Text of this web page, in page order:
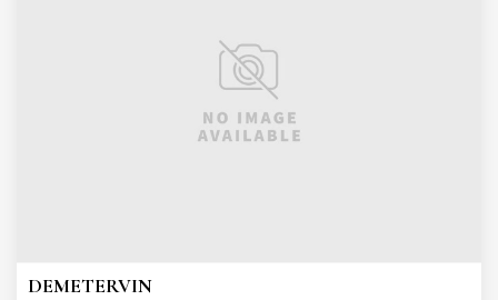
DEMETERVIN